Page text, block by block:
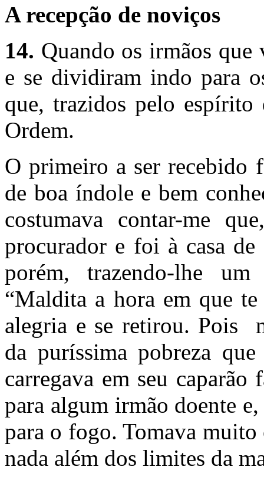
A recepção de noviços
14. Quando os irmãos
e se dividiram indo para
que, trazidos pelo espírito
Ordem.
O primeiro a ser recebido
de boa índole e bem
costumava contar-me
procurador e foi à casa
porém, trazendo-lhe
“Maldita a hora em que
alegria e se retirou. Pois
da puríssima pobreza
carregava em seu
para algum irmão doente
para o fogo. Tomava muito
nada além dos limites da